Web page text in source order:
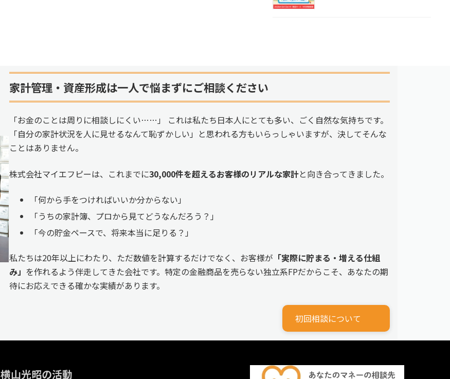
家計管理・資産形成は一人で悩まずにご相談ください
「お金のことは周りに相談しにくい……」 これは私たち日本人にとても多い、ごく自然な気持ちです。
「自分の家計状況を人に見せるなんて恥ずかしい」と思われる方もいらっしゃいますが、決してそんな
ことはありません。
株式会社マイエフピーは、これまでに30,000件を超えるお客様のリアルな家計と向き合ってきました。
「何から手をつければいいか分からない」
「うちの家計簿、プロから見てどうなんだろう？」
「今の貯金ペースで、将来本当に足りる？」
私たちは20年以上にわたり、ただ数値を計算するだけでなく、お客様が 「実際に貯まる・増える仕組
み」 を作れるよう伴走してきた会社です。特定の金融商品を売らない独立系FPだからこそ、あなたの期
待にお応えできる確かな実績があります。
初回相談について
横山光昭の活動